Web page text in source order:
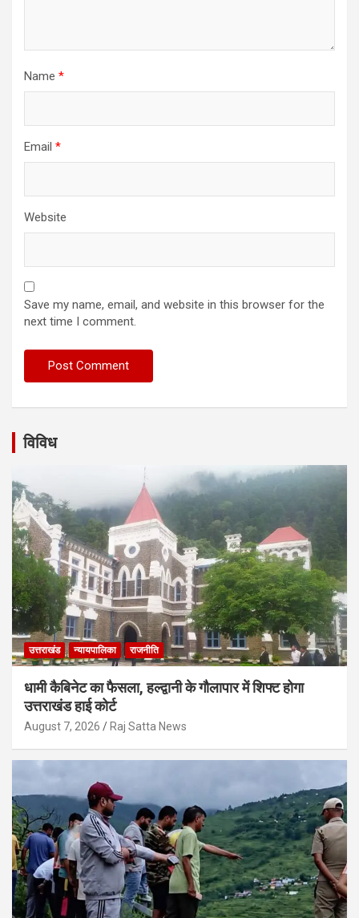
Name *
Email *
Website
Save my name, email, and website in this browser for the
next time I comment.
विविध
उत्तराखंड न्यायपालिका राजनीति
धामी कैबिनेट का फैसला, हल्द्वानी के गौलापार में शिफ्ट होगा
उत्तराखंड हाई कोर्ट
August 7, 2026 Raj Satta News